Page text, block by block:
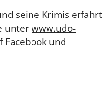
seine Krimis erfahrt
unterwww.udo-
Facebook und